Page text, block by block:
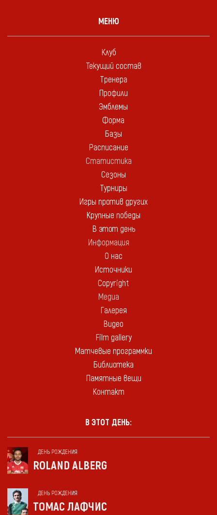
МЕНЮ
Клуб
Текущий состав
Тренера
Профили
Эмблемы
Форма
Базы
Расписание
Статистика
Сезоны
Турниры
Игры против других
Крупные победы
В этот день
Информация
О нас
Источники
Copyright
Медиа
Галерея
Видео
Film gallery
Матчевые программки
Библиотека
Памятные вещи
Контакт
В ЭТОТ ДЕНЬ:
ДЕНЬ РОЖДЕНИЯ
ROLAND ALBERG
ДЕНЬ РОЖДЕНИЯ
ТОМАС ЛАФЧИС